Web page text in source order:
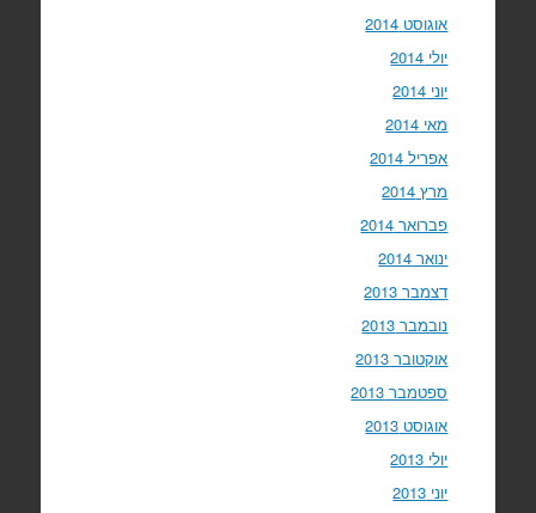
אוגוסט 2014
יולי 2014
יוני 2014
מאי 2014
אפריל 2014
מרץ 2014
פברואר 2014
ינואר 2014
דצמבר 2013
נובמבר 2013
אוקטובר 2013
ספטמבר 2013
אוגוסט 2013
יולי 2013
יוני 2013